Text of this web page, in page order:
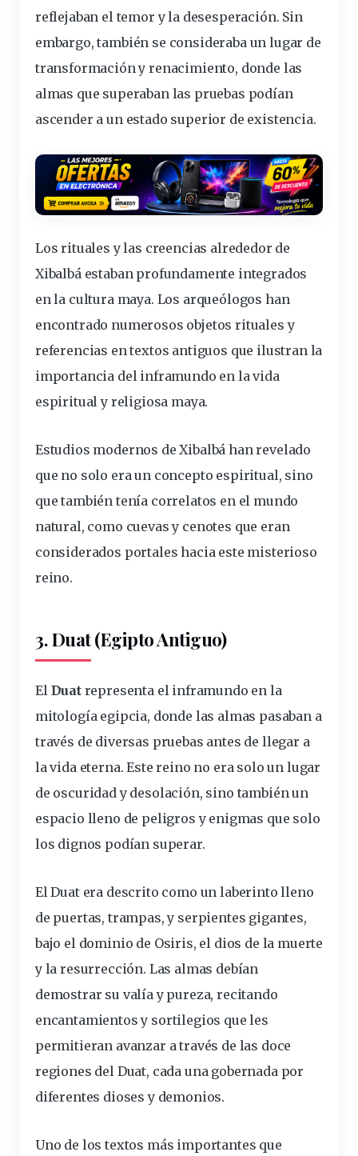
reflejaban el temor y la desesperación. Sin
embargo, también se consideraba un lugar de
transformación y renacimiento, donde las
almas que superaban las pruebas podían
ascender a un estado superior de existencia.
Los rituales y las creencias alrededor de
Xibalbá estaban profundamente integrados
en la cultura maya. Los arqueólogos han
encontrado numerosos objetos rituales y
referencias en textos antiguos que ilustran la
importancia del inframundo en la vida
espiritual y religiosa maya.
Estudios modernos de Xibalbá han revelado
que no solo era un concepto espiritual, sino
que también tenía correlatos en el mundo
natural, como cuevas y cenotes que eran
considerados portales hacia este misterioso
reino.
3. Duat (Egipto Antiguo)
El Duatrepresenta el inframundo en la
mitología egipcia, donde las almas pasaban a
través de diversas pruebas antes de llegar a
la vida eterna. Este reino no era solo un lugar
de oscuridad y desolación, sino también un
espacio lleno de peligros y enigmas que solo
los dignos podían superar.
El Duat era descrito como un laberinto lleno
de puertas, trampas, y serpientes gigantes,
bajo el dominio de Osiris, el dios de la muerte
y la resurrección. Las almas debían
demostrar su valía y pureza, recitando
encantamientos y sortilegios que les
permitieran avanzar a través de las doce
regiones del Duat, cada una gobernada por
diferentes dioses y demonios.
Uno de los textos más importantes que